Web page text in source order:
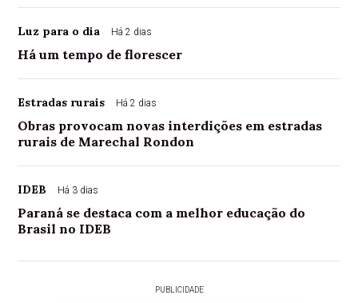
Luz para o dia Há 2 dias
Há um tempo de florescer
Estradas rurais Há 2 dias
Obras provocam novas interdições em estradas
rurais de Marechal Rondon
IDEB Há 3 dias
Paraná se destaca com a melhor educação do
Brasil no IDEB
PUBLICIDADE